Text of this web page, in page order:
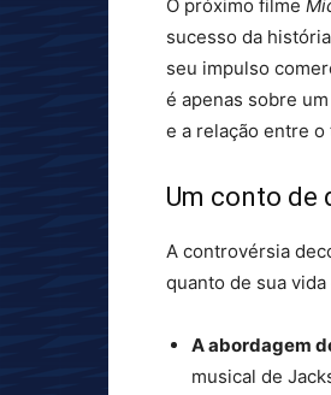
O próximo filme
sucesso da
seu impulso
é apenas sobre
e a relação entre
Um conto de
A controvérsia
quanto de sua
A abordagem
musical de